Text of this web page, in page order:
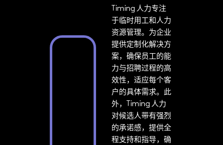
Timing 人力专注
于临时用工和人力
资源管理。为企业
提供定制化解决方
案，确保员工的能
力与招聘过程的高
效性，适应每个客
户的具体需求。此
外，Timing 人力
对候选人带有强烈
的承诺感，提供全
程支持和指导，确